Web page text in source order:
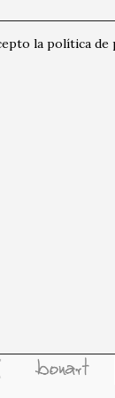
Editorial de la
de
la política